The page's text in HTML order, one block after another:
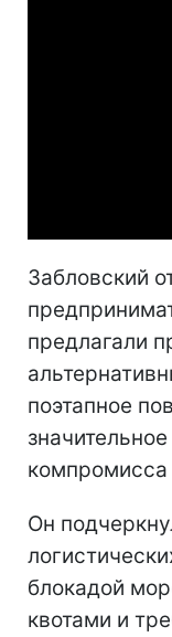
Забловский
предлагали
поэтапное
компромисса
Он
блокадой
квотами и